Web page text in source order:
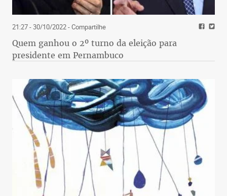
21:27 - 30/10/2022- Compartilhe
Quem ganhou o 2º turno da eleição para
presidente em Pernambuco